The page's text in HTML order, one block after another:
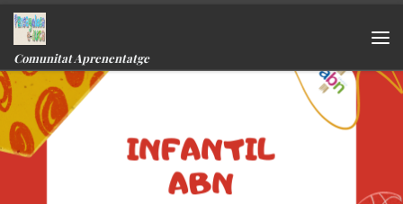
Skip to content
Comunitat Aprenentatge